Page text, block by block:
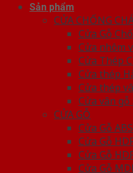
Sản phẩm
CỬA CHỐNG
Cửa Gỗ
Cửa nhôm
Cửa Thép
Cửa thép
Cửa thép
Cửa vân gỗ
CỬA GỖ
Cửa Gỗ
Cửa Gỗ
Cửa Gỗ
Cửa Gỗ